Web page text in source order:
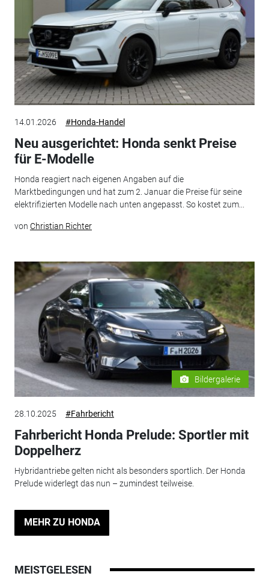
14.01.2026 #Honda-Handel
Neu ausgerichtet: Honda senkt Preise
für E-Modelle
Honda reagiert nach eigenen Angaben auf die
Marktbedingungen und hat zum 2. Januar die Preise für seine
elektrifizierten Modelle nach unten angepasst. So kostet zum...
von Christian Richter
Bildergalerie
28.10.2025 #Fahrbericht
Fahrbericht Honda Prelude: Sportler mit
Doppelherz
Hybridantriebe gelten nicht als besonders sportlich. Der Honda
Prelude widerlegt das nun – zumindest teilweise.
MEHR ZU HONDA
MEISTGELESEN